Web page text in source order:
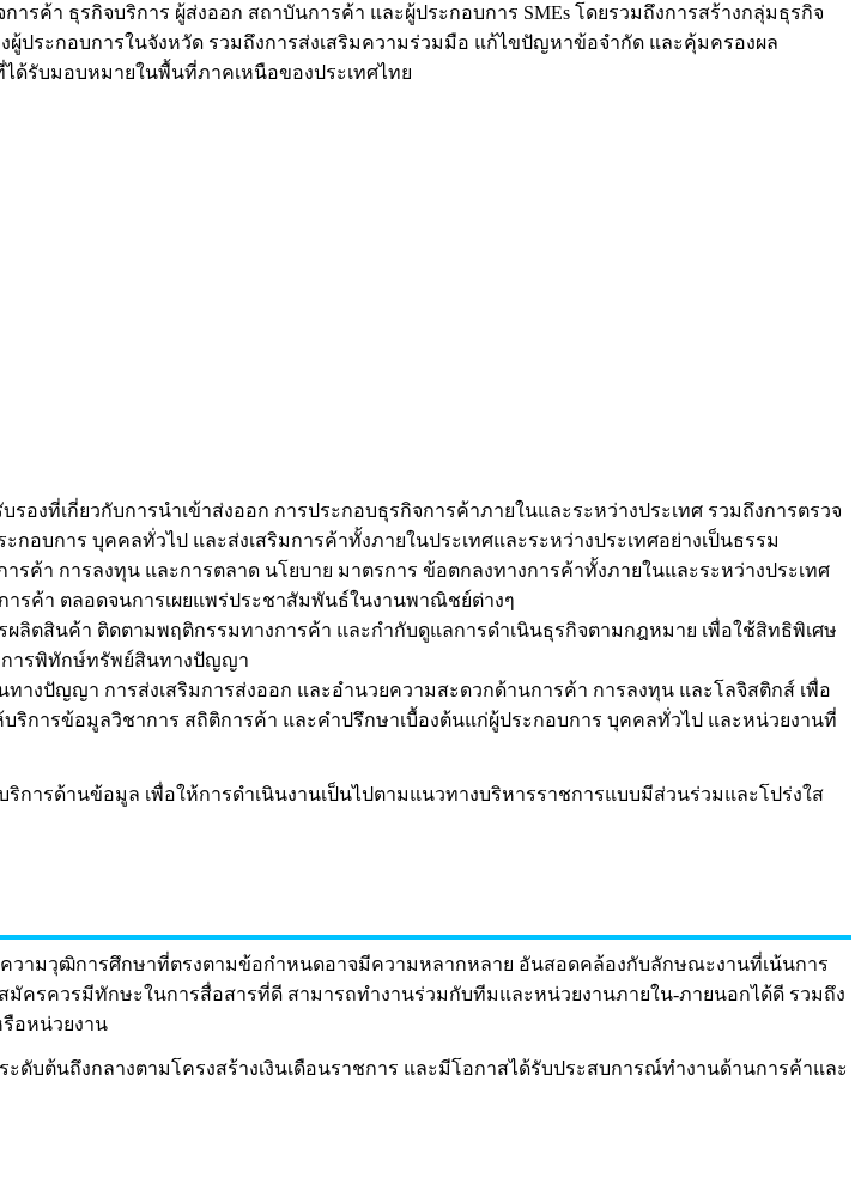
า ธุรกิจบริการ ผู้ส่งออก สถาบันการค้า และผู้ประกอบการ SMEs โดยรวมถึงการสร้างกลุ่มธุรกิจ
ประกอบการในจังหวัด รวมถึงการส่งเสริมความร่วมมือ แก้ไขปัญหาข้อจำกัด และคุ้มครองผล
ด้รับมอบหมายในพื้นที่ภาคเหนือของประเทศไทย
งที่เกี่ยวกับการนำเข้าส่งออก การประกอบธุรกิจการค้าภายในและระหว่างประเทศ รวมถึงการตรวจ
อบการ บุคคลทั่วไป และส่งเสริมการค้าทั้งภายในประเทศและระหว่างประเทศอย่างเป็นธรรม
รค้า การลงทุน และการตลาด นโยบาย มาตรการ ข้อตกลงทางการค้าทั้งภายในและระหว่างประเทศ
ารค้า ตลอดจนการเผยแพร่ประชาสัมพันธ์ในงานพาณิชย์ต่างๆ
ลิตสินค้า ติดตามพฤติกรรมทางการค้า และกำกับดูแลการดำเนินธุรกิจตามกฎหมาย เพื่อใช้สิทธิพิเศษ
การพิทักษ์ทรัพย์สินทางปัญญา
างปัญญา การส่งเสริมการส่งออก และอำนวยความสะดวกด้านการค้า การลงทุน และโลจิสติกส์ เพื่อ
การข้อมูลวิชาการ สถิติการค้า และคำปรึกษาเบื้องต้นแก่ผู้ประกอบการ บุคคลทั่วไป และหน่วยงานที่
ารด้านข้อมูล เพื่อให้การดำเนินงานเป็นไปตามแนวทางบริหารราชการแบบมีส่วนร่วมและโปร่งใส
ามวุฒิการศึกษาที่ตรงตามข้อกำหนดอาจมีความหลากหลาย อันสอดคล้องกับลักษณะงานที่เน้นการ
ครควรมีทักษะในการสื่อสารที่ดี สามารถทำงานร่วมกับทีมและหน่วยงานภายใน-ภายนอกได้ดี รวมถึง
รือหน่วยงาน
ดับต้นถึงกลางตามโครงสร้างเงินเดือนราชการ และมีโอกาสได้รับประสบการณ์ทำงานด้านการค้าและ